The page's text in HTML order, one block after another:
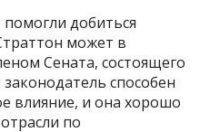
добиться
может в
Сената, состоящего
способен
влияние, и она хорошо
по